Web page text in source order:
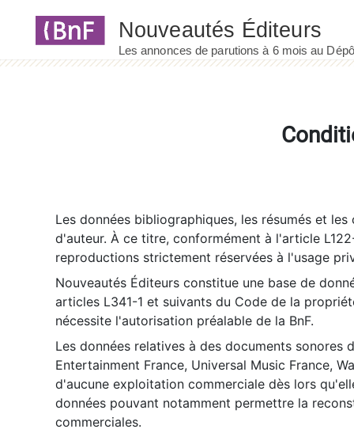
Les données bibliographiques, les résumés et
d'auteur. À ce titre, conformément à l'article
reproductions strictement réservées à l'usage
Nouveautés Éditeurs constitue une base de
articles L341-1 et suivants du Code de la
nécessite l'autorisation préalable de la BnF.
Les données relatives à des documents sonores
Entertainment France, Universal Music France,
d'aucune exploitation commerciale dès lors
données pouvant notamment permettre la
commerciales.